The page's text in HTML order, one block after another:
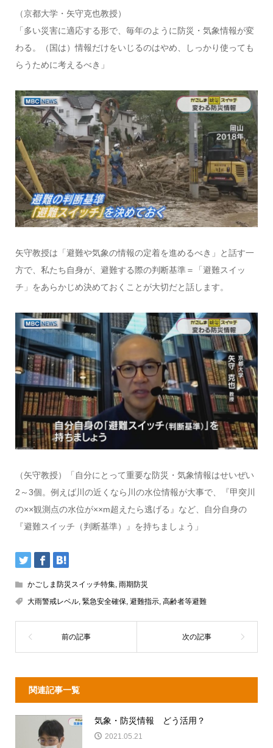
（京都大学・矢守克也教授）
「多い災害に適応する形で、毎年のように防災・気象情報が変
わる。（国は）情報だけをいじるのはやめ、しっかり使っても
らうために考えるべき」
矢守教授は「避難や気象の情報の定着を進めるべき」と話す一
方で、私たち自身が、避難する際の判断基準＝「避難スイッ
チ」をあらかじめ決めておくことが大切だと話します。
（矢守教授）「自分にとって重要な防災・気象情報はせいぜい
2～3個。例えば川の近くなら川の水位情報が大事で、『甲突川
の××観測点の水位が××m超えたら逃げる』など、自分自身の
『避難スイッチ（判断基準）』を持ちましょう」
かごしま防災スイッチ特集, 雨期防災
大雨警戒レベル, 緊急安全確保, 避難指示, 高齢者等避難
関連記事一覧
気象・防災情報 どう活用？
2021.05.21